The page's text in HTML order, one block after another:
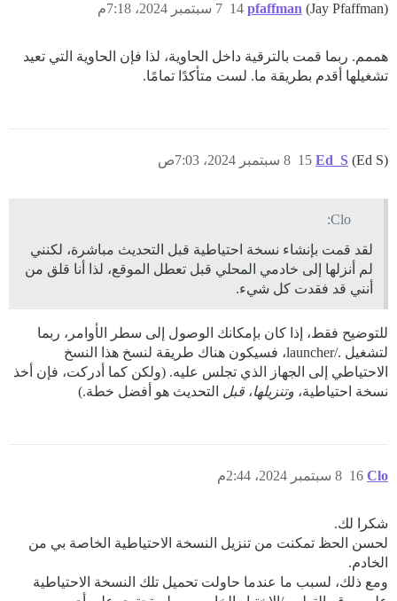
pfaffman (Jay Pfaffman) 7 سبتمبر 2024، 7:18م 14
هممم. ربما قمت بالترقية داخل الحاوية، لذا فإن الحاوية التي تعيد
تشغيلها أقدم بطريقة ما. لست متأكدًا تمامًا.
Ed_S (Ed S) 8 سبتمبر 2024، 7:03ص 15
Clo:
لقد قمت بإنشاء نسخة احتياطية قبل التحديث مباشرة، لكنني
لم أنزلها إلى خادمي المحلي قبل تعطل الموقع، لذا أنا قلق من
أنني قد فقدت كل شيء.
للتوضيح فقط، إذا كان بإمكانك الوصول إلى سطر الأوامر، ربما
لتشغيل ./launcher، فسيكون هناك طريقة لنسخ هذا النسخ
الاحتياطي إلى الجهاز الذي تجلس عليه. (ولكن كما أدركت، فإن أخذ
نسخة احتياطية، وتنزيلها، قبل التحديث هو أفضل خطة.)
Clo 8 سبتمبر 2024، 2:44م 16
شكرا لك.
لحسن الحظ تمكنت من تنزيل النسخة الاحتياطية الخاصة بي من
الخادم.
ومع ذلك، لسبب ما عندما حاولت تحميل تلك النسخة الاحتياطية